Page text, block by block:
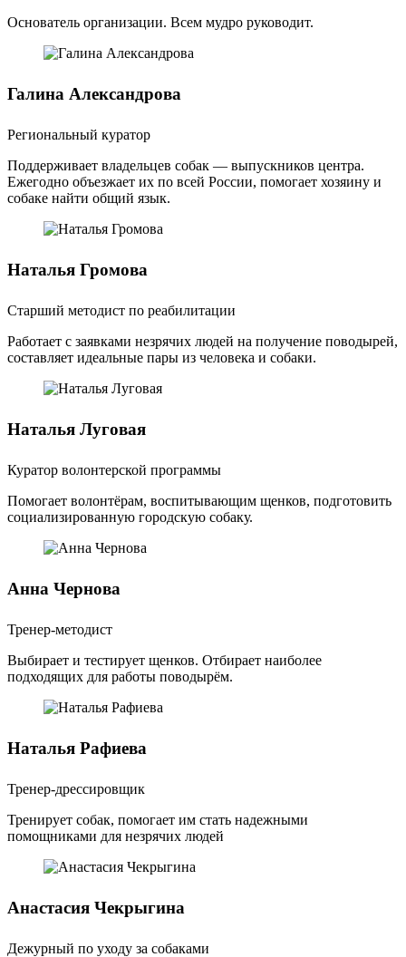
Основатель организации. Всем мудро руководит.
Галина Александрова
Региональный куратор
Поддерживает владельцев собак — выпускников центра.
Ежегодно объезжает их по всей России, помогает хозяину и
собаке найти общий язык.
Наталья Громова
Старший методист по реабилитации
Работает с заявками незрячих людей на получение поводырей,
составляет идеальные пары из человека и собаки.
Наталья Луговая
Куратор волонтерской программы
Помогает волонтёрам, воспитывающим щенков, подготовить
социализированную городскую собаку.
Анна Чернова
Тренер-методист
Выбирает и тестирует щенков. Отбирает наиболее
подходящих для работы поводырём.
Наталья Рафиева
Тренер-дрессировщик
Тренирует собак, помогает им стать надежными
помощниками для незрячих людей
Анастасия Чекрыгина
Дежурный по уходу за собаками